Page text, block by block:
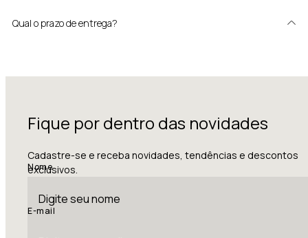
Qual o prazo de entrega?
Fique por dentro das novidades
Cadastre-se e receba novidades, tendências e descontos
exclusivos.
Nome
E-mail